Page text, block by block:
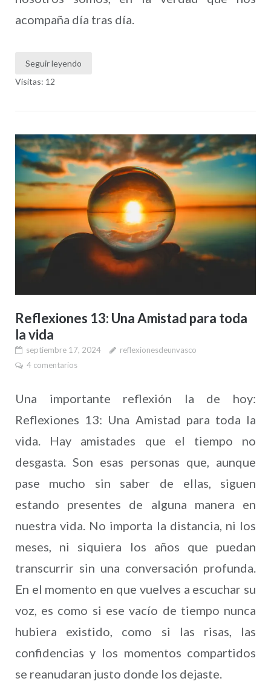
acompaña día tras día.
Seguir leyendo
Visitas: 12
Reflexiones 13: Una Amistad para toda
la vida
septiembre 17, 2024
reflexionesdeunvasco
4 comentarios
Una importante reflexión la de hoy:
Reflexiones 13: Una Amistad para toda la
vida. Hay amistades que el tiempo no
desgasta. Son esas personas que, aunque
pase mucho sin saber de ellas, siguen
estando presentes de alguna manera en
nuestra vida. No importa la distancia, ni los
meses, ni siquiera los años que puedan
transcurrir sin una conversación profunda.
En el momento en que vuelves a escuchar su
voz, es como si ese vacío de tiempo nunca
hubiera existido, como si las risas, las
confidencias y los momentos compartidos
se reanudaran justo donde los dejaste.